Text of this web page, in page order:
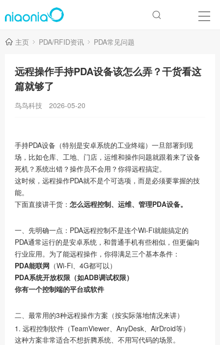
主页 PDA/RFID资讯 PDA常见问题
远程操作手持PDA设备该怎么弄？干货看这
篇就够了
鸟鸟科技 2026-05-20
手持PDA设备（特别是安卓系统的工业终端）一旦部署到现
场，比如仓库、工地、门店，运维和操作问题就跟着来了设备
死机？系统出错？操作员不会用？你得远程搞定。
这时候，远程操作PDA就不是个可选项，而是必须要掌握的技
能。
下面直接讲干货： 怎么远程控制、运维、管理PDA设备。
一、先明确一点：PDA远程控制不是连个Wi-Fi就能搞定的
PDA通常运行的是安卓系统，和普通手机有些相似，但更偏向
行业应用。为了能远程操作，你得满足三个基本条件：
PDA能联网 （Wi-Fi、4G都可以）
PDA系统开放权限（如ADB调试权限）
你有一个控制端的平台或软件
二、最常用的3种远程操作方案（按实际落地情况来讲）
1. 远程控制软件（TeamViewer、AnyDesk、AirDroid等）
这种方案非常适合不想折腾系统、不用写代码的场景。